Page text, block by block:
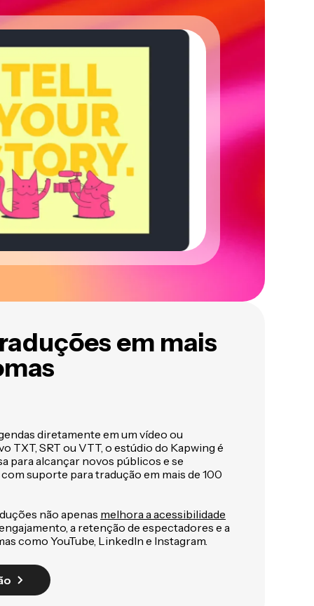
em mais
diretamente em um vídeo ou
TXT, SRT ou VTT, o estúdio do Kapwing é
para alcançar novos públicos e se
suporte para tradução em mais de 100
não apenas melhora a acessibilidade
a retenção de espectadores e a
como YouTube, LinkedIn e Instagram.